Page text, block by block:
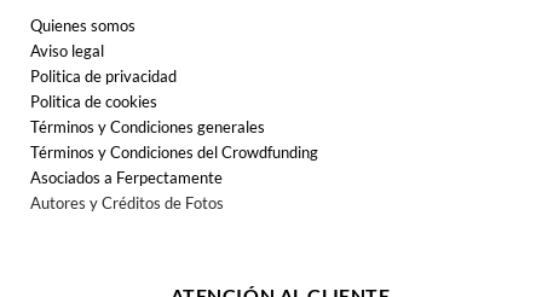
Quienes somos
Aviso legal
Politica de privacidad
Politica de cookies
Términos y Condiciones generales
Términos y Condiciones del Crowdfunding
Asociados a Ferpectamente
Autores y Créditos de Fotos